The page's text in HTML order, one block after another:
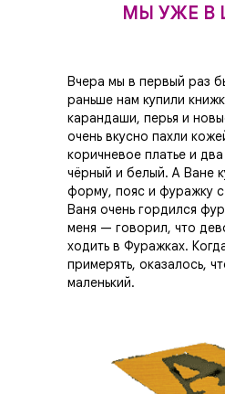
МЫ УЖЕ В
Вчера мы в первый раз
раньше нам купили
карандаши, перья и
очень вкусно пахли
коричневое платье и
чёрный и белый. А Ване
форму, пояс и фуражку
Ваня очень гордился
меня — говорил, что
ходить в Фуражках.
примерять, оказалось,
маленький.